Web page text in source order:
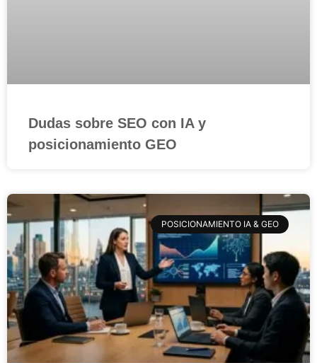
Dudas sobre SEO con IA y
posicionamiento GEO
POSICIONAMIENTO IA & GEO